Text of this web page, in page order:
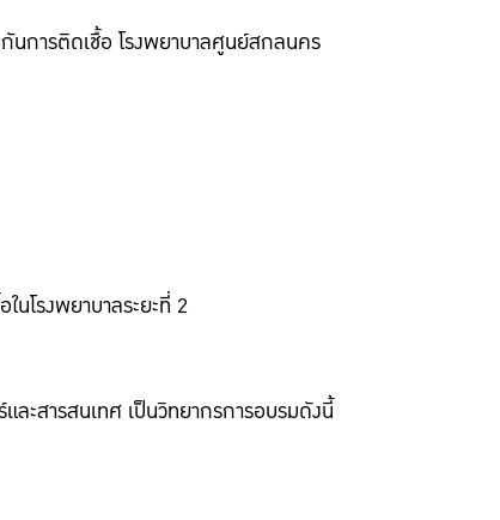
การติดเชื้อ โรงพยาบาลศูนย์สกลนคร
นโรงพยาบาลระยะที่ 2
ะสารสนเทศ เป็นวิทยากรการอบรมดังนี้